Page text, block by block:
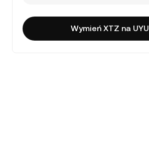
Wymień XTZ na UYU